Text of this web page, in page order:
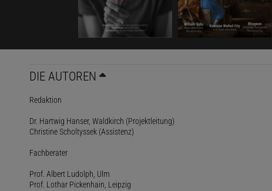
DIE AUTOREN
Redaktion
Dr. Hartwig Hanser, Waldkirch (Projektleitung)
Christine Scholtyssek (Assistenz)
Fachberater
Prof. Albert Ludolph, Ulm
Prof. Lothar Pickenhain, Leipzig